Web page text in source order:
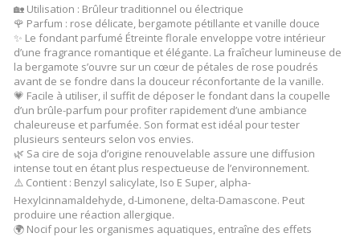
🏡 Utilisation : Brûleur traditionnel ou électrique
🌹 Parfum : rose délicate, bergamote pétillante et vanille douce
✨ Le fondant parfumé Étreinte florale enveloppe votre intérieur
d’une fragrance romantique et élégante. La fraîcheur lumineuse de
la bergamote s’ouvre sur un cœur de pétales de rose poudrés
avant de se fondre dans la douceur réconfortante de la vanille.
💗 Facile à utiliser, il suffit de déposer le fondant dans la coupelle
d’un brûle-parfum pour profiter rapidement d’une ambiance
chaleureuse et parfumée. Son format est idéal pour tester
plusieurs senteurs selon vos envies.
🌿 Sa cire de soja d’origine renouvelable assure une diffusion
intense tout en étant plus respectueuse de l’environnement.
⚠️ Contient : Benzyl salicylate, Iso E Super, alpha-
Hexylcinnamaldehyde, d-Limonene, delta-Damascone. Peut
produire une réaction allergique.
🌍 Nocif pour les organismes aquatiques, entraîne des effets